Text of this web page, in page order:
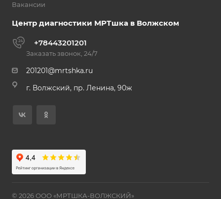
Вакансии
Центр диагностики МРТшка в Волжском
+78443201201
Заказать звонок, 24/7
201201@mrtshka.ru
г. Волжский, пр. Ленина, 90ж
© 2026 ООО «МРТШКА-ВОЛЖСКИЙ»